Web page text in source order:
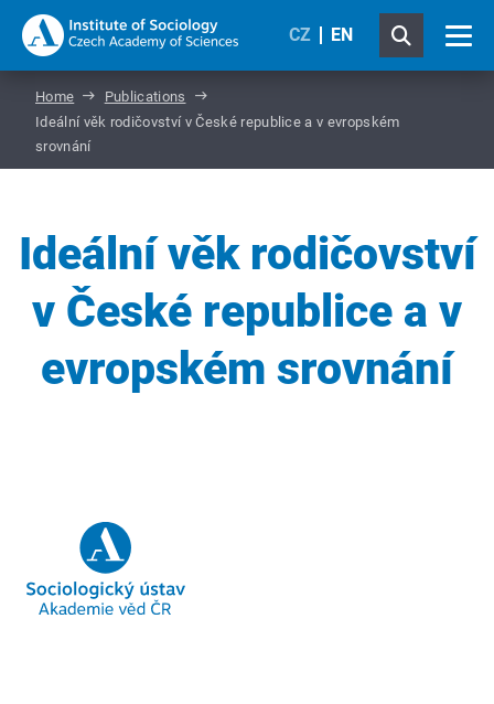
CZ EN
Home
Publications
Ideální věk rodičovství v České republice a v evropském
srovnání
Ideální věk rodičovství
v České republice a v
evropském srovnání